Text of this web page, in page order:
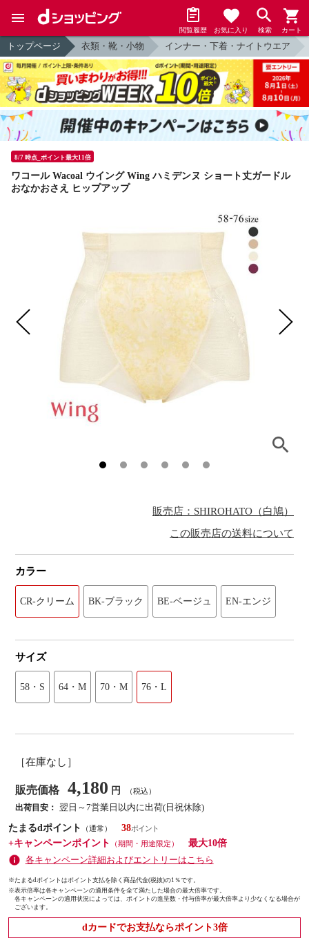
閲覧履歴 お気に入り 検索 カート
トップページ 衣類・靴・小物 インナー・下着・ナイトウエア
8/7 時点_ポイント最大11倍
ワコール Wacoal ウイング Wing ハミデンヌ ショート丈ガードル
おなかおさえ ヒップアップ
販売店：SHIROHATO（白鳩）
この販売店の送料について
カラー
CR-クリーム BK-ブラック BE-ベージュ EN-エンジ
サイズ
58・S 64・M 70・M 76・L
［在庫なし］
販売価格 4,180 円 （税込）
出荷目安： 翌日～7営業日以内に出荷(日祝休除)
たまるdポイント
（通常）
38
+キャンペーンポイント
（期間・用途限定）
最大10倍
各キャンペーン詳細およびエントリーはこちら
※たまるdポイントはポイント支払を除く商品代金(税抜)の1％です。
※表示倍率は各キャンペーンの適用条件を全て満たした場合の最大倍率です。
各キャンペーンの適用状況によっては、ポイントの進呈数・付与倍率が最大倍率より少なくなる場合が
ございます。
dカードでお支払ならポイント3倍